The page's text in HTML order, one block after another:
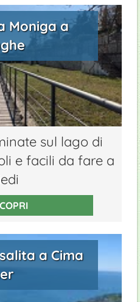
Moniga a
sul lago di
e facili da fare a
a Cima